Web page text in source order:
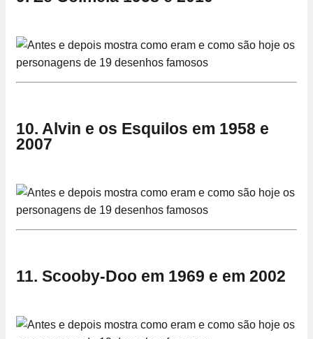
10. Alvin e os Esquilos em 1958 e
2007
11. Scooby-Doo em 1969 e em 2002